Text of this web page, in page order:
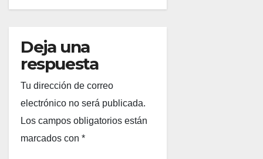
Deja una
respuesta
Tu dirección de correo
electrónico no será publicada.
Los campos obligatorios están
marcados con *